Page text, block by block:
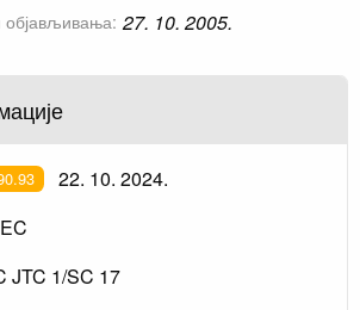
објављивања: 27. 10. 2005.
22. 10. 2024.
JTC 1/SC 17